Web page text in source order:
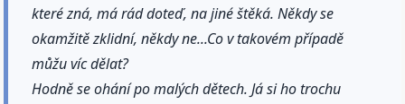
které zná, má rád doteď, na jiné štěká. Někdy se
okamžitě zklidní, někdy ne...Co v takovém případě
můžu víc dělat?
Hodně se ohání po malých dětech. Já si ho trochu